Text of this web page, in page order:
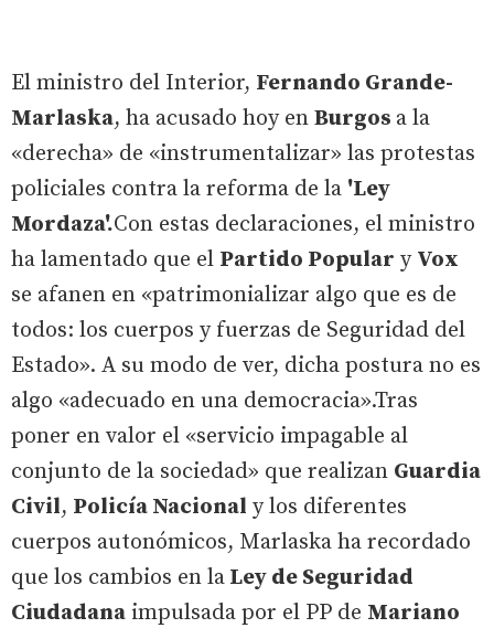
El ministro del Interior, Fernando Grande-
Marlaska, ha acusado hoy en Burgos a la
«derecha» de «instrumentalizar» las protestas
policiales contra la reforma de la 'Ley
Mordaza'.Con estas declaraciones, el ministro
ha lamentado que el Partido Popular y Vox
se afanen en «patrimonializar algo que es de
todos: los cuerpos y fuerzas de Seguridad del
Estado». A su modo de ver, dicha postura no es
algo «adecuado en una democracia».Tras
poner en valor el «servicio impagable al
conjunto de la sociedad» que realizan Guardia
Civil, Policía Nacional y los diferentes
cuerpos autonómicos, Marlaska ha recordado
que los cambios en la Ley de Seguridad
Ciudadana impulsada por el PP de Mariano